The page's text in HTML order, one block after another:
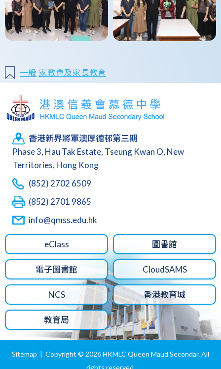
一般 家教會及家長教育
香港新界將軍澳厚德邨第三期
Phase 3, Hau Tak Estate, Tseung Kwan O, New
Territories, Hong Kong
(852) 2702 6509
(852) 2701 9865
info@qmss.edu.hk
eClass 圖書館
電子圖書館 CloudSAMS
NCS 香港教育城
教育局
Sitemap | Copyright © 2026 HKMLC Queen Maud Secondar. All